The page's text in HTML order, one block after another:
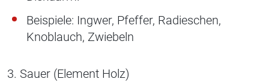
Beispiele: Ingwer, Pfeffer, Radieschen,
Knoblauch, Zwiebeln
3. Sauer (Element Holz)